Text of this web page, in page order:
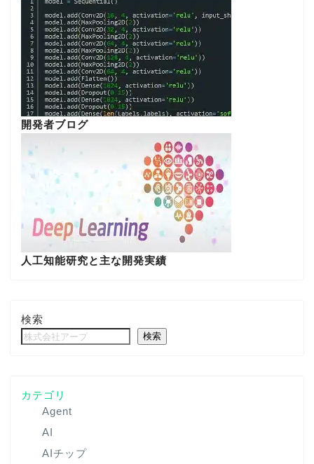
開発者ブログ
人工知能研究と主な開発実績
検索
検索
カテゴリ
Agent
AI
AIチップ